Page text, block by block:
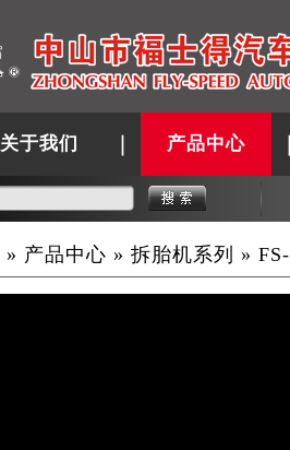
关于我们 产品中心
» 产品中心 » 拆胎机系列 »